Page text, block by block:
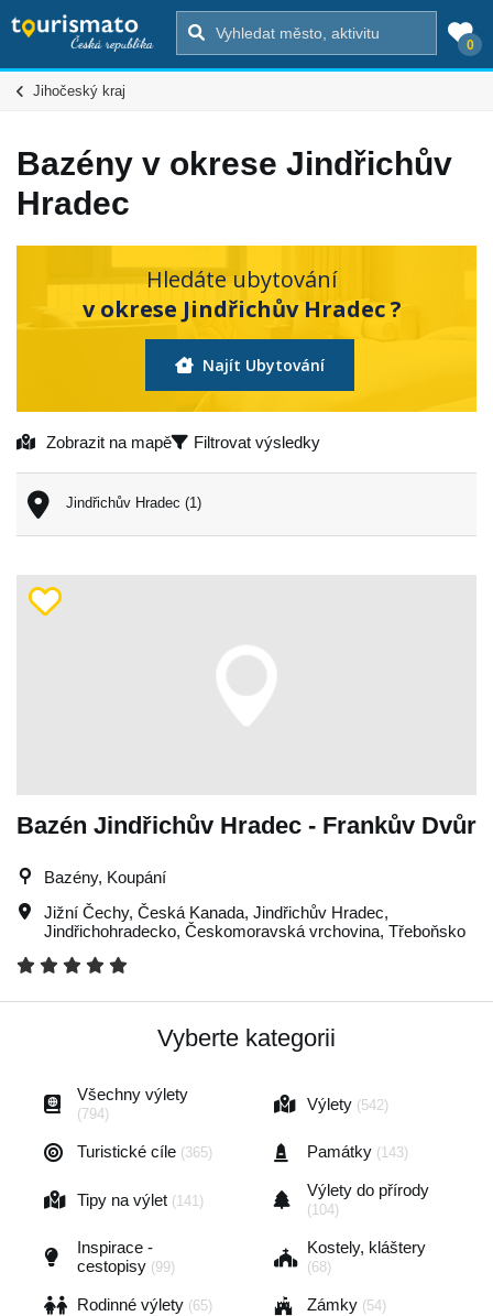
0
Jihočeský kraj
Bazény v okrese Jindřichův
Hradec
Hledáte ubytování
v okrese Jindřichův Hradec ?
Najít Ubytování
Zobrazit na mapě Filtrovat výsledky
Jindřichův Hradec (1)
Vyberte kategorii
Všechny výlety
(794)
Výlety (542)
Turistické cíle (365) Památky (143)
Tipy na výlet (141)
Výlety do přírody
(104)
Inspirace -
cestopisy (99)
Kostely, kláštery
(68)
Rodinné výlety (65) Zámky (54)
Bazén Jindřichův Hradec - Frankův Dvůr
Bazény, Koupání
Jižní Čechy, Česká Kanada, Jindřichův Hradec,
Jindřichohradecko, Českomoravská vrchovina, Třeboňsko